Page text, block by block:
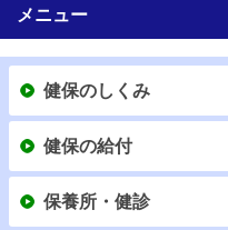
メニュー
健保のしくみ
健保の給付
保養所・健診